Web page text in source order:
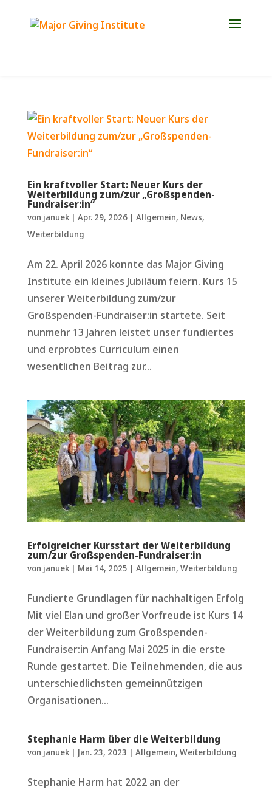
Ein kraftvoller Start: Neuer Kurs der
Weiterbildung zum/zur „Großspenden-
Fundraiser:in“
von januek| Apr. 29, 2026| Allgemein, News,
Weiterbildung
Am 22. April 2026 konnte das Major Giving
Institute ein kleines Jubiläum feiern. Kurs 15
unserer Weiterbildung zum/zur
Großspenden-Fundraiser:in startete. Seit
nunmehr 13 Jahren leistet unser fundiertes
und erprobtes Curriculum einen
wesentlichen Beitrag zur...
Erfolgreicher Kursstart der Weiterbildung
zum/zur Großspenden-Fundraiser:in
von januek| Mai 14, 2025 | Allgemein, Weiterbildung
Fundierte Grundlagen für nachhaltigen Erfolg
Mit viel Elan und großer Vorfreude ist Kurs 14
der Weiterbildung zum Großspenden-
Fundraiser:in Anfang Mai 2025 in die erste
Runde gestartet. Die Teilnehmenden, die aus
unterschiedlichsten gemeinnützigen
Organisationen...
Stephanie Harm über die Weiterbildung
von januek| Jan. 23, 2023 | Allgemein, Weiterbildung
Stephanie Harm hat 2022 an der